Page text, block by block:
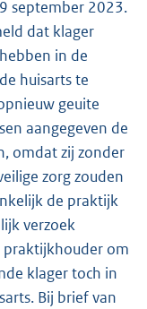
september 2023.
dat klager
in de
huisarts te
geuite
aangegeven de
omdat zij zonder
zorg zouden
de praktijk
verzoek
praktijkhouder om
klager toch in
Bij brief van